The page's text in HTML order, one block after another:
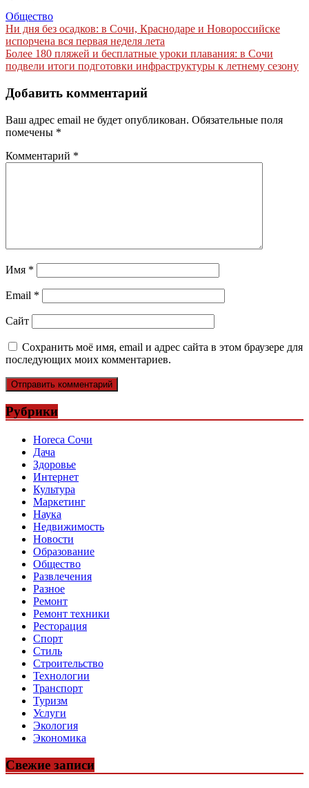
Общество
Навигация
по
записям
Ни дня без осадков: в Сочи, Краснодаре и Новороссийске
испорчена вся первая неделя лета
Более 180 пляжей и бесплатные уроки плавания: в Сочи
подвели итоги подготовки инфраструктуры к летнему сезону
Добавить комментарий
Ваш адрес email не будет опубликован. Обязательные поля
помечены *
Комментарий *
Имя *
Email *
Сайт
Сохранить моё имя, email и адрес сайта в этом браузере для
последующих моих комментариев.
Рубрики
Horeca Сочи
Дача
Здоровье
Интернет
Культура
Маркетинг
Наука
Недвижимость
Новости
Образование
Общество
Развлечения
Разное
Ремонт
Ремонт техники
Ресторация
Спорт
Стиль
Строительство
Технологии
Транспорт
Туризм
Услуги
Экология
Экономика
Свежие записи